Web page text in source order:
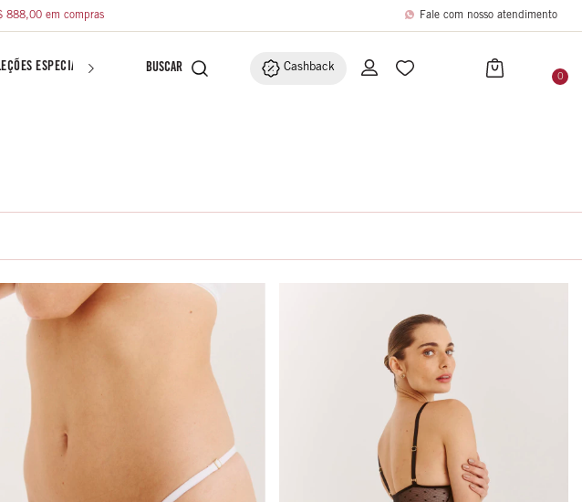
888,00 em compras Fale com nosso atendimento
ESPECIAIS LIBERTY FABRIC ACESSÓRIOS Cashback
0